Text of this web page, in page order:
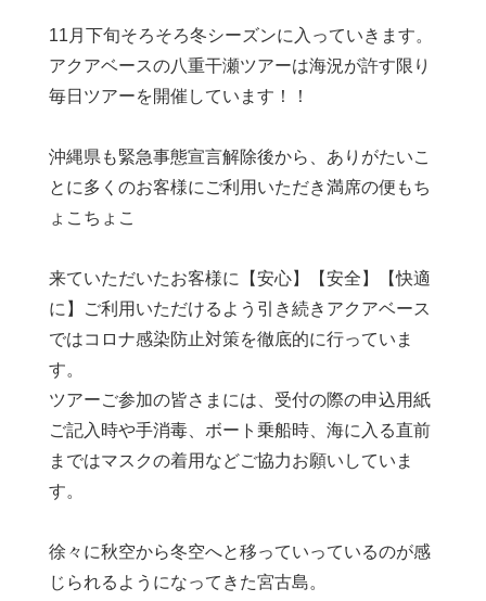
11月下旬そろそろ冬シーズンに入っていきます。
アクアベースの八重干瀬ツアーは海況が許す限り
毎日ツアーを開催しています！！
沖縄県も緊急事態宣言解除後から、ありがたいこ
とに多くのお客様にご利用いただき満席の便もち
ょこちょこ
来ていただいたお客様に【安心】【安全】【快適
に】ご利用いただけるよう引き続きアクアベース
ではコロナ感染防止対策を徹底的に行っていま
す。
ツアーご参加の皆さまには、受付の際の申込用紙
ご記入時や手消毒、ボート乗船時、海に入る直前
まではマスクの着用などご協力お願いしていま
す。
徐々に秋空から冬空へと移っていっているのが感
じられるようになってきた宮古島。